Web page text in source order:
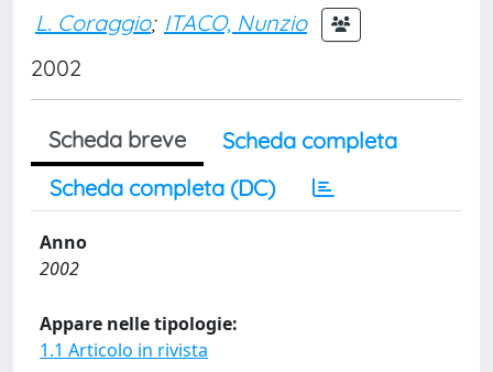
L. Coraggio; ITACO, Nunzio
2002
Scheda breve
Scheda completa
Scheda completa (DC)
Anno
2002
Appare nelle tipologie:
1.1 Articolo in rivista